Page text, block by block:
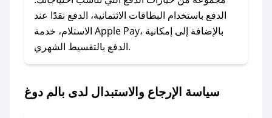
### ماذا أفعل إذا لم أجد كود خصم لمتجري
المفضل؟
في حال عدم توفر كوبونات لمتجرك المفضل، يمكنك
أسرع وقت ممكن.
الدفع باستخدام البطاقات الائتمانية، الدفع نقدًا عند
الاستلام، خدمة Apple Pay، بالإضافة إلى إمكانية
الدفع بالتقسيط الشهري.
سياسة الإرجاع والاستبدال لدى بالم دوغ